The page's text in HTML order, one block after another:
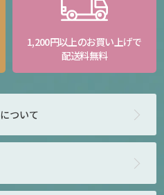
1,200円以上のお買い上げで
配送料無料
について